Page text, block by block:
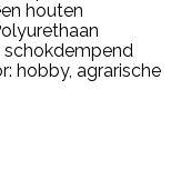
houten
hobby, agrarische